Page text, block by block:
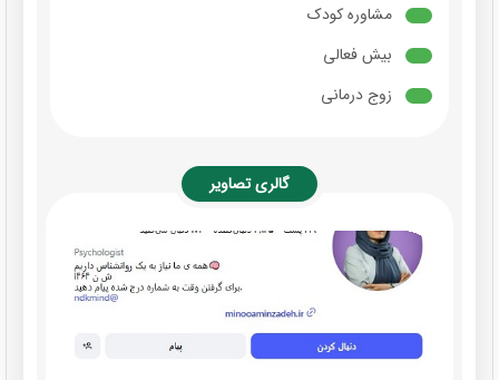
مشاوره کودک
بیش فعالی
زوج درمانی
گالری تصاویر